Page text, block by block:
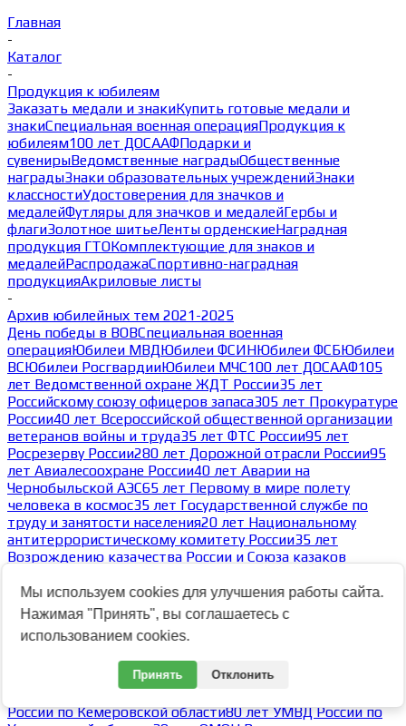
Главная
-
Каталог
-
Продукция к юбилеям
Заказать медали и знакиКупить готовые медали и
знакиСпециальная военная операцияПродукция к
юбилеям100 лет ДОСААФПодарки и
сувенирыВедомственные наградыОбщественные
наградыЗнаки образовательных учрежденийЗнаки
классностиУдостоверения для значков и
медалейФутляры для значков и медалейГербы и
флагиЗолотное шитьеЛенты орденскиеНаградная
продукция ГТОКомплектующие для знаков и
медалейРаспродажаСпортивно-наградная
продукцияАкриловые листы
-
Архив юбилейных тем 2021-2025
День победы в ВОВСпециальная военная
операцияЮбилеи МВДЮбилеи ФСИНЮбилеи ФСБЮбилеи
ВСЮбилеи РосгвардииЮбилеи МЧС100 лет ДОСААФ105
лет Ведомственной охране ЖДТ России35 лет
Российскому союзу офицеров запаса305 лет Прокуратуре
России40 лет Всероссийской общественной организации
ветеранов войны и труда35 лет ФТС России95 лет
Росрезерву России280 лет Дорожной отрасли России95
лет Авиалесоохране России40 лет Аварии на
Чернобыльской АЭС65 лет Первому в мире полету
человека в космос35 лет Государственной службе по
труду и занятости населения20 лет Национальному
антитеррористическому комитету России35 лет
Возрождению казачества России и Союза казаков
войне Архив юбилейных тем
Архив тем 2023
Архив тем 2025Архив тем 2024
35 лет УБОП МВД России 15.11.2023
30 лет Северо-Кавказскому округу ВНГ РФ
России по Кемеровской области80 лет УМВД России по
Мы используем cookies для улучшения работы сайта.
Нажимая "Принять", вы соглашаетесь с
использованием cookies.
Принять Отклонить